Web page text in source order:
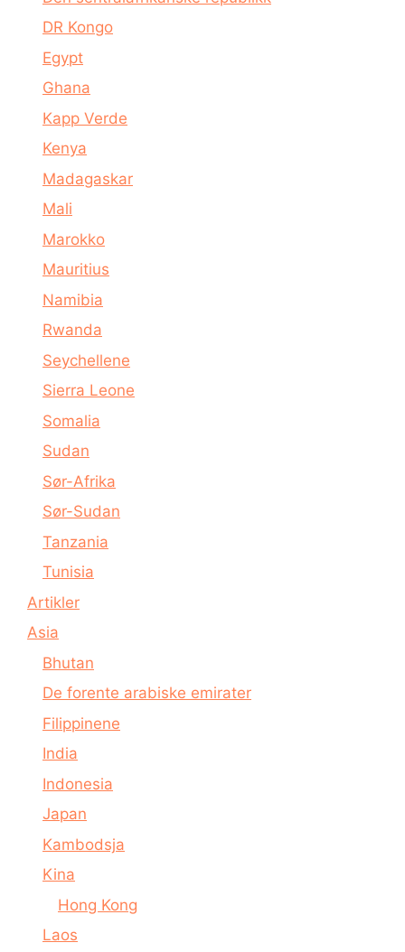
DR Kongo
Egypt
Ghana
Kapp Verde
Kenya
Madagaskar
Mali
Marokko
Mauritius
Namibia
Rwanda
Seychellene
Sierra Leone
Somalia
Sudan
Sør-Afrika
Sør-Sudan
Tanzania
Tunisia
Artikler
Asia
Bhutan
De forente arabiske emirater
Filippinene
India
Indonesia
Japan
Kambodsja
Kina
Hong Kong
Laos